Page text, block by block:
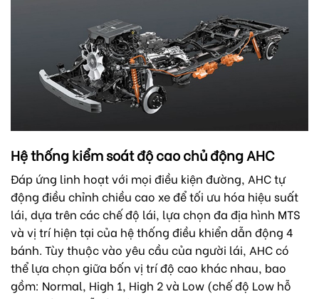
Hệ thống kiểm soát độ cao chủ động AHC
Đáp ứng linh hoạt với mọi điều kiện đường, AHC tự
động điều chỉnh chiều cao xe để tối ưu hóa hiệu suất
lái, dựa trên các chế độ lái, lựa chọn đa địa hình MTS
và vị trí hiện tại của hệ thống điều khiển dẫn động 4
bánh. Tùy thuộc vào yêu cầu của người lái, AHC có
thể lựa chọn giữa bốn vị trí độ cao khác nhau, bao
gồm: Normal, High 1, High 2 và Low (chế độ Low hỗ